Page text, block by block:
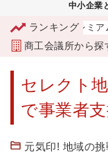
中小企業
ランキング
「青森市プレミア
商工会議所から探
セレクト
で事業者
元気印! 地域の挑